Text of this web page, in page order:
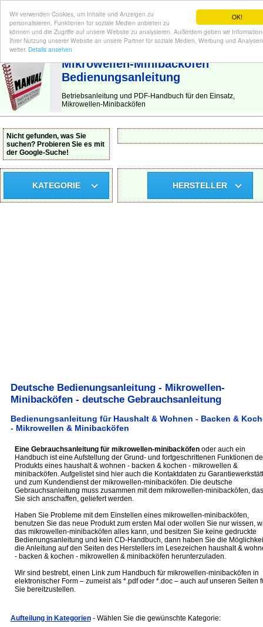
OK!
Wir verwenden Cookies, um Inhalte und Anzeigen zu
personalisieren, Funktionen für soziale Medien anbieten zu
können und die Zugriffe auf unsere Website zu analysieren. Außerdem geben wir
Ihrer Nutzung unserer Website an unsere Partner für soziale Medien, Werbung und Analysen
weiter. Details ansehen
BEDIENUNGSANLEITUNG | Hier finden Sie die deutsche Anleitung!
Mikrowellen-Minibacköfen
Bedienungsanleitung
Betriebsanleitung und PDF-Handbuch für den Einsatz,
Mikrowellen-Minibacköfen
Nicht gefunden, was Sie
suchen? Probieren Sie es mit
der Google-Suche!
KATEGORIE HERSTELLER
Deutsche Bedienungsanleitung - Mikrowellen-
Minibacköfen - deutsche Gebrauchsanleitung
Bedienungsanleitung für Haushalt & Wohnen - Backen &
- Mikrowellen & Minibacköfen
Eine Gebrauchsanleitung für mikrowellen-minibacköfenoder auch ein
Handbuch ist eine Aufstellung der Grund- und fortgeschrittenen Funktionen
Produkts eines haushalt & wohnen - backen & kochen - mikrowellen &
minibacköfen. Aufgelistet sind hier auch die Kontaktdaten zu
und zum Kundendienst der mikrowellen-minibacköfen. Die deutsche
Gebrauchsanleitung muss zusammen mit dem mikrowellen-minibacköfen,
Sie sich anschaffen, geliefert werden.
Haben Sie Probleme mit dem Einstellen eines mikrowellen-minibacköfen,
benutzen Sie das neue Produkt zum ersten Mal oder wollen Sie nur wissen,
das mikrowellen-minibacköfen alles kann, und besitzen Sie keine gedruckte
Bedienungsanleitung und kein CD-Handbuch, dann haben Sie die
die Anleitung auf den Seiten des Herstellers im Lesezeichen haushalt &
- backen & kochen - mikrowellen & minibacköfen herunterzuladen.
Wir sind bestrebt, einen Link zum Handbuch für mikrowellen-minibacköfen in
elektronischer Form – zumeist als *.pdf oder *.doc – auch auf unseren Seiten
Sie bereitzustellen.
Aufteilung in Kategorien - Wählen Sie die gewünschte Kategorie: